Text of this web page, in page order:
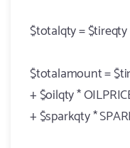
$totalqty =
$totalamount =
+ $oilqty *
+ $sparkqty *